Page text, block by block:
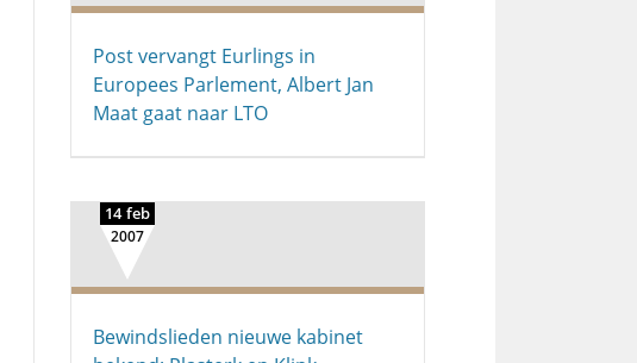
Post vervangt Eurlings in
Europees Parlement, Albert Jan
Maat gaat naar LTO
14 feb
2007
Bewindslieden nieuwe kabinet